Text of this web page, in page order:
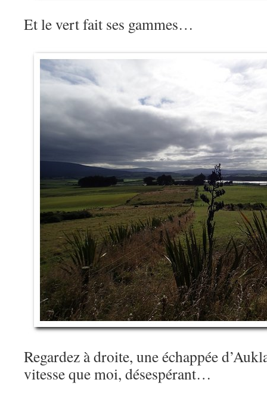
Et le vert fait ses gammes…
Regardez à droite, une échappée
vitesse que moi, désespérant…